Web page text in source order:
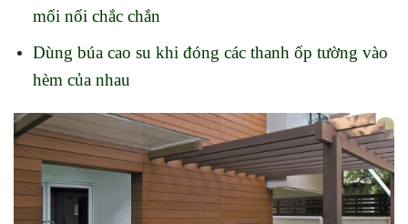
mối nối chắc chắn
Dùng búa cao su khi đóng các thanh ốp tường vào
hèm của nhau